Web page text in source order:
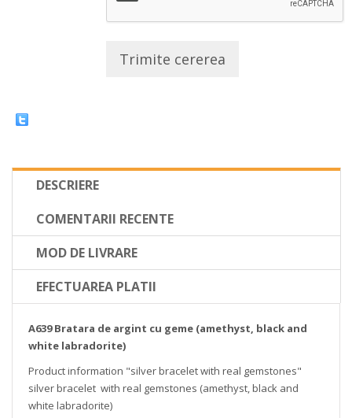
Trimite cererea
DESCRIERE
COMENTARII RECENTE
MOD DE LIVRARE
EFECTUAREA PLATII
A639 Bratara de argint cu geme (amethyst, black and
white labradorite)
Product information "silver bracelet with real gemstones"
silver bracelet with real gemstones (amethyst, black and
white labradorite)